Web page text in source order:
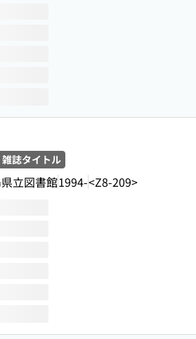
雑誌タイトル
立図書館1994-<Z8-209>